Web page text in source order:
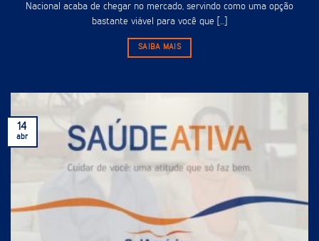
Nacional acaba de chegar no mercado, servindo como uma opção
bastante viável para você que [...]
SAIBA MAIS
14
abr